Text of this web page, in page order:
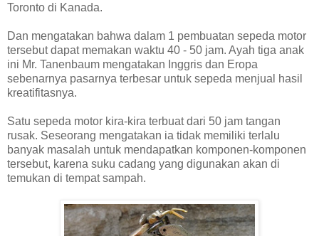
Toronto di Kanada.
Dan mengatakan bahwa dalam 1 pembuatan sepeda motor
tersebut dapat memakan waktu 40 - 50 jam. Ayah tiga anak
ini Mr. Tanenbaum mengatakan Inggris dan Eropa
sebenarnya pasarnya terbesar untuk sepeda menjual hasil
kreatifitasnya.
Satu sepeda motor kira-kira terbuat dari 50 jam tangan
rusak. Seseorang mengatakan ia tidak memiliki terlalu
banyak masalah untuk mendapatkan komponen-komponen
tersebut, karena suku cadang yang digunakan akan di
temukan di tempat sampah.